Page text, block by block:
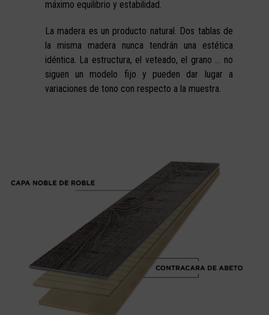
máximo equilibrio y estabilidad.
La madera es un producto natural. Dos tablas de
la misma madera nunca tendrán una estética
idéntica. La estructura, el veteado, el grano … no
siguen un modelo fijo y pueden dar lugar a
variaciones de tono con respecto a la muestra.